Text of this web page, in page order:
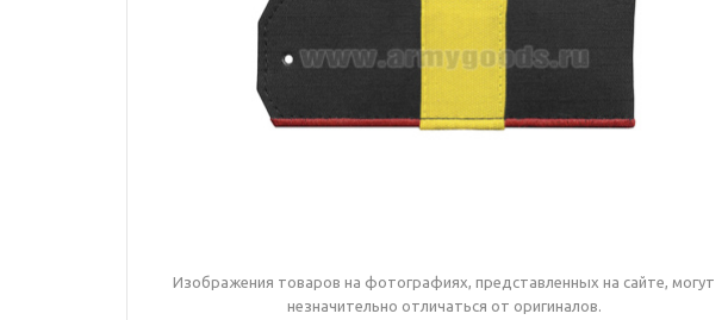
Изображения товаров на фотографиях, представленных на сайте, могут
незначительно отличаться от оригиналов.